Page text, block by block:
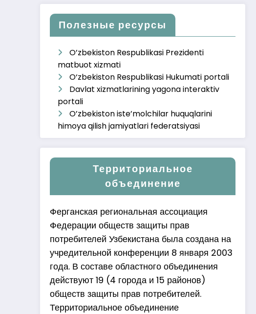
Полезные ресурсы
O’zbekiston Respublikasi Prezidenti
matbuot xizmati
O‘zbekiston Respublikasi Hukumati portali
Davlat xizmatlarining yagona interaktiv
portali
O’zbekiston iste’molchilar huquqlarini
himoya qilish jamiyatlari federatsiyasi
Территориальное
объединение
Ферганская региональная ассоциация
Федерации обществ защиты прав
потребителей Узбекистана была создана на
учредительной конференции 8 января 2003
года. В составе областного объединения
действуют 19 (4 города и 15 районов)
обществ защиты прав потребителей.
Территориальное объединение